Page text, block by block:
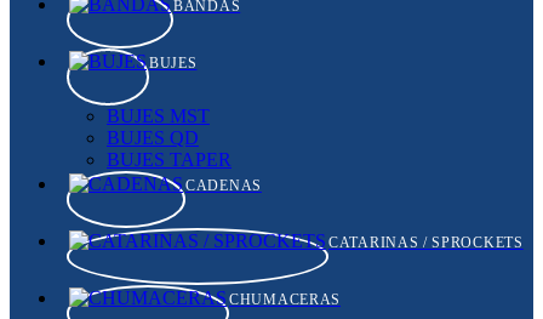
BANDAS
BUJES
BUJES MST
BUJES QD
BUJES TAPER
CADENAS
CATARINAS / SPROCKETS
CHUMACERAS